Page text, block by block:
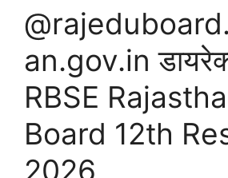
an.gov.in
RBSE
Board 12th
2026